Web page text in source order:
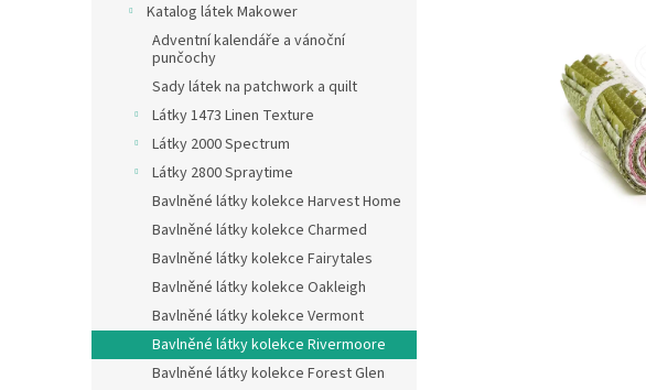
Katalog látek Makower
Adventní kalendáře a vánoční
punčochy
Sady látek na patchwork a quilt
Látky 1473 Linen Texture
Látky 2000 Spectrum
Látky 2800 Spraytime
Bavlněné látky kolekce Harvest Home
Bavlněné látky kolekce Charmed
Bavlněné látky kolekce Fairytales
Bavlněné látky kolekce Oakleigh
Bavlněné látky kolekce Vermont
Bavlněné látky kolekce Rivermoore
Bavlněné látky kolekce Forest Glen